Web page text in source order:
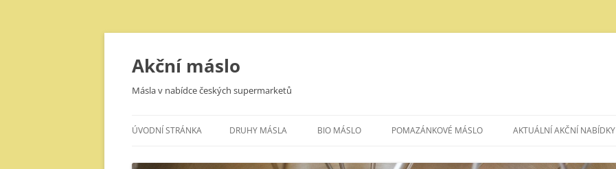
Přejít
obsahu
webu
Akční máslo
Másla v nabídce českých supermarketů
ÚVODNÍ STRÁNKA DRUHY MÁSLA BIO MÁSLO POMAZÁNKOVÉ MÁSLO AKTUÁLNÍ AKČNÍ NABÍDKY